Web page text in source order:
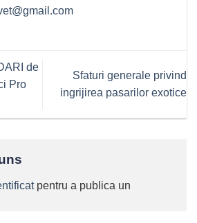
de
Pro
Sfaturi generale privind
ingrijirea pasarilor exotice
pentru a publica un